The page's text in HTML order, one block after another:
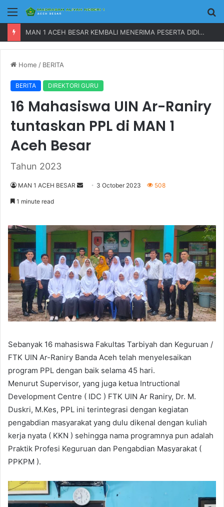
Menu
MAN 1 ACEH BESAR KEMBALI MENERIMA PESERTA DIDIK BARU TAHUN 2023
Home / BERITA
BERITA DIREKTORI GURU
16 Mahasiswa UIN Ar-Raniry
tuntaskan PPL di MAN 1
Aceh Besar
Tahun 2023
MAN 1 ACEH BESAR
n
e
m
a
i
3 October 2023 508
1 minute read
Sebanyak 16 mahasiswa Fakultas Tarbiyah dan Keguruan /
FTK UIN Ar-Raniry Banda Aceh telah menyelesaikan
program PPL dengan baik selama 45 hari.
Menurut Supervisor, yang juga ketua Intructional
Development Centre ( IDC ) FTK UIN Ar Raniry, Dr. M.
Duskri, M.Kes, PPL ini terintegrasi dengan kegiatan
pengabdian masyarakat yang dulu dikenal dengan kuliah
kerja nyata ( KKN ) sehingga nama programnya pun adalah
Praktik Profesi Keguruan dan Pengabdian Masyarakat (
PPKPM ).